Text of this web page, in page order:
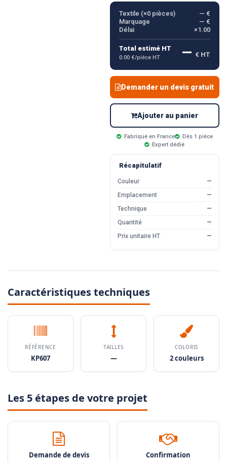
Textile (×0pièces)
— €
Marquage
— €
Délai
×1.00
Total estimé HT
0.00 €/pièce HT — € HT
Demander un devis gratuit
Ajouter au panier
Fabriqué en France
Dès 1 pièce
Expert dédié
Récapitulatif
Couleur
—
Emplacement
—
Technique
—
Quantité
—
Prix unitaire HT
—
Caractéristiques techniques
RÉFÉRENCE
KP607
TAILLES
—
COLORIS
2 couleurs
Les 5 étapes de votre projet
Demande de devis Confirmation